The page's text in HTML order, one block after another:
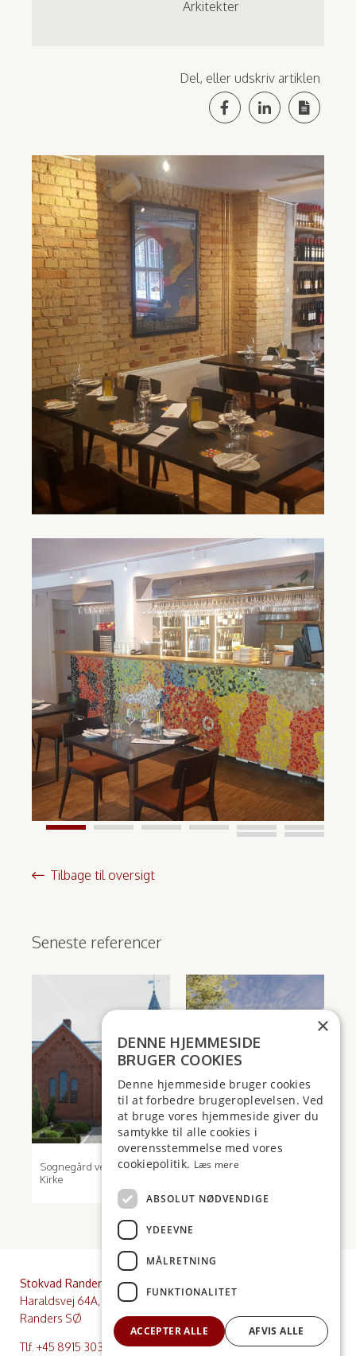
Arkitekter
Del, eller udskriv artiklen
Tilbage til oversigt
Seneste referencer
Sognegård ved Voel
Kirke
Dronningborghallen
Stokvad Randers
Haraldsvej 64A, 8960
Randers SØ
8240 Risskov
Tlf. +45 8915 3030
×
DENNE HJEMMESIDE
BRUGER COOKIES
Denne hjemmeside bruger cookies
til at forbedre brugeroplevelsen. Ved
at bruge vores hjemmeside giver du
samtykke til alle cookies i
overensstemmelse med vores
cookiepolitik. Læs mere
ABSOLUT NØDVENDIGE
YDEEVNE
MÅLRETNING
FUNKTIONALITET
ACCEPTER ALLE AFVIS ALLE